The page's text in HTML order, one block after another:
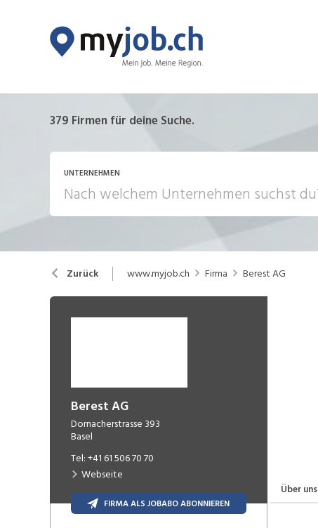
379 Firmen für deine Suche.
UNTERNEHMEN
Zurück www.myjob.ch Firma Berest AG
Berest AG
Dornacherstrasse 393
Basel
Tel:+41 61 506 70 70
Webseite
FIRMA ALS JOBABO ABONNIEREN
Über uns